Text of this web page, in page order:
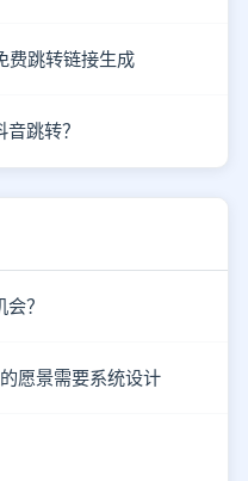
费跳转链接生成
跳转？
？
愿景需要系统设计